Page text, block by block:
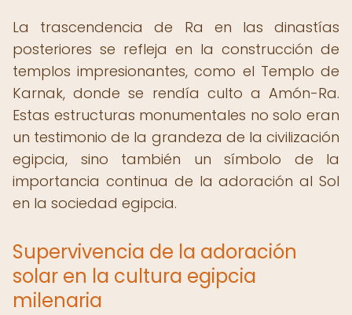
La trascendencia de Ra en las dinastías
posteriores se refleja en la construcción de
templos impresionantes, como el Templo de
Karnak, donde se rendía culto a Amón-Ra.
Estas estructuras monumentales no solo eran
un testimonio de la grandeza de la civilización
egipcia, sino también un símbolo de la
importancia continua de la adoración al Sol
en la sociedad egipcia.
Supervivencia de la adoración
solar en la cultura egipcia
milenaria